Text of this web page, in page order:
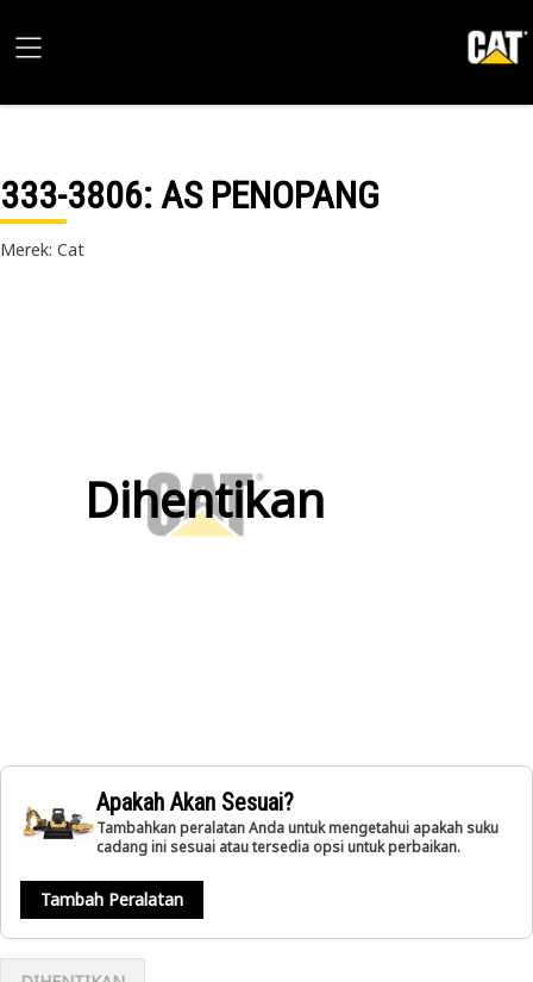
333-3806: AS PENOPANG
Merek: Cat
Dihentikan
Apakah Akan Sesuai?
Tambahkan peralatan Anda untuk mengetahui apakah suku
cadang ini sesuai atau tersedia opsi untuk perbaikan.
Tambah Peralatan